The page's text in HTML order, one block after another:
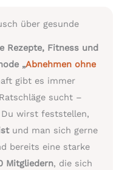
über gesunde
Rezepte, Fitness und
„Abnehmen ohne
gibt es immer
sucht –
wirst feststellen,
und man sich gerne
bereits eine starke
Mitgliedern, die sich